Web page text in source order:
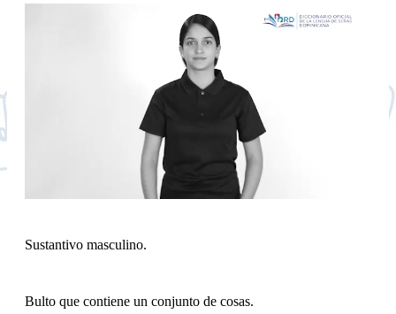
Sustantivo masculino.
Bulto que contiene un conjunto de cosas.